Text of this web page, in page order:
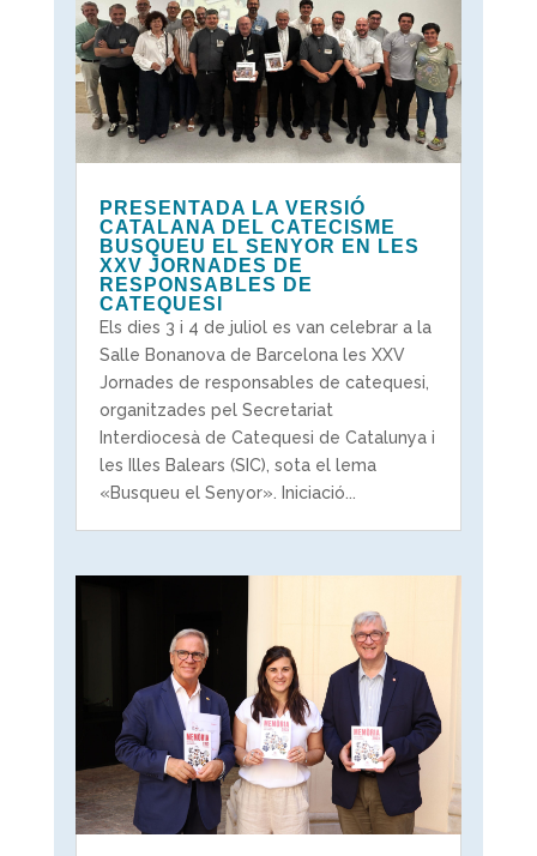
PRESENTADA LA VERSIÓ
CATALANA DEL CATECISME
BUSQUEU EL SENYOR EN LES
XXV JORNADES DE
RESPONSABLES DE
CATEQUESI
Els dies 3 i 4 de juliol es van celebrar a la
Salle Bonanova de Barcelona les XXV
Jornades de responsables de catequesi,
organitzades pel Secretariat
Interdiocesà de Catequesi de Catalunya i
les Illes Balears (SIC), sota el lema
«Busqueu el Senyor». Iniciació...